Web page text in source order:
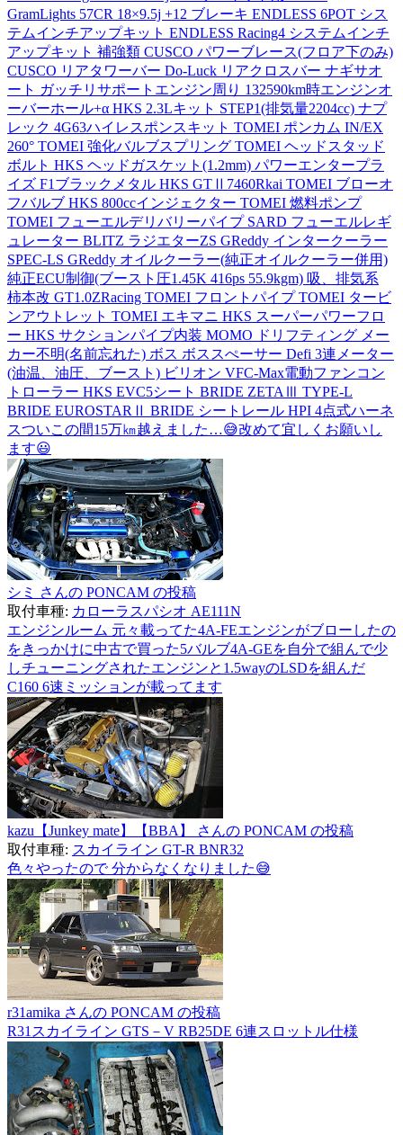
GramLights 57CR 18×9.5j +12 ブレーキ ENDLESS 6POT シス
テムインチアップキット ENDLESS Racing4 システムインチ
アップキット 補強類 CUSCO パワーブレース(フロア下のみ)
CUSCO リアタワーバー Do-Luck リアクロスバー ナギサオ
ート ガッチリサポートエンジン周り 132590km時エンジンオ
ーバーホール+α HKS 2.3Lキット STEP1(排気量2204cc) ナプ
レック 4G63ハイレスポンスキット TOMEI ポンカム IN/EX
260° TOMEI 強化バルブスプリング TOMEI ヘッドスタッド
ボルト HKS ヘッドガスケット(1.2mm) パワーエンタープラ
イズ F1ブラックメタル HKS GTⅡ7460Rkai TOMEI ブローオ
フバルブ HKS 800ccインジェクター TOMEI 燃料ポンプ
TOMEI フューエルデリバリーパイプ SARD フューエルレギ
ュレーター BLITZ ラジエターZS GReddy インタークーラー
SPEC-LS GReddy オイルクーラー(純正オイルクーラー併用)
純正ECU制御(ブースト圧1.45K 416ps 55.9kgm) 吸、排気系
柿本改 GT1.0ZRacing TOMEI フロントパイプ TOMEI タービ
ンアウトレット TOMEI エキマニ HKS スーパーパワーフロ
ー HKS サクションパイプ内装 MOMO ドリフティング メー
カー不明(名前忘れた) ボス ボススぺーサー Defi 3連メーター
(油温、油圧、ブースト) ビリオン VFC-Max電動ファンコン
トローラー HKS EVC5シート BRIDE ZETAⅢ TYPE-L
BRIDE EUROSTARⅡ BRIDE シートレール HPI 4点式ハーネ
スついこの間15万㎞越えました…😅改めて宜しくお願いし
ます😃
シミ さんの PONCAM の投稿
取付車種: カローラスパシオ AE111N
エンジンルーム 元々載ってた4A-FEエンジンがブローしたの
をきっかけに中古で買った5バルブ4A-GEを自分で組んで少
しチューニングされたエンジンと1.5wayのLSDを組んだ
C160 6速ミッションが載ってます
kazu【Junkey mate】【BBA】 さんの PONCAM の投稿
取付車種: スカイライン GT-R BNR32
色々やったので 分からなくなりました😅
r31amika さんの PONCAM の投稿
R31スカイライン GTS－V RB25DE 6連スロットル仕様